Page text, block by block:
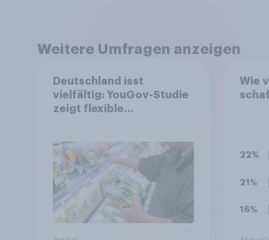
Weitere Umfragen anzeigen
Deutschland isst
vielfältig: YouGov-Studie
zeigt flexible
Wie
22%
21%
16%